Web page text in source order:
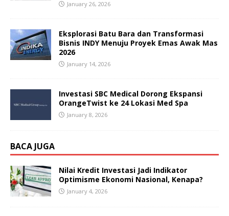
January 26, 2026
Eksplorasi Batu Bara dan Transformasi
Bisnis INDY Menuju Proyek Emas Awak Mas
2026
January 14, 2026
Investasi SBC Medical Dorong Ekspansi
OrangeTwist ke 24 Lokasi Med Spa
January 8, 2026
BACA JUGA
Nilai Kredit Investasi Jadi Indikator
Optimisme Ekonomi Nasional, Kenapa?
January 4, 2026